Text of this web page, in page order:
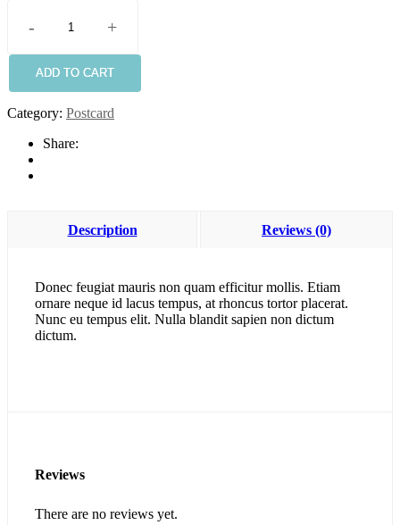
-
In
You're
Curious
+
ADD TO CART
Category: Postcard
Share:
Description Reviews (0)
Donec feugiat mauris non quam efficitur mollis. Etiam
ornare neque id lacus tempus, at rhoncus tortor placerat.
Nunc eu tempus elit. Nulla blandit sapien non dictum
dictum.
Reviews
There are no reviews yet.